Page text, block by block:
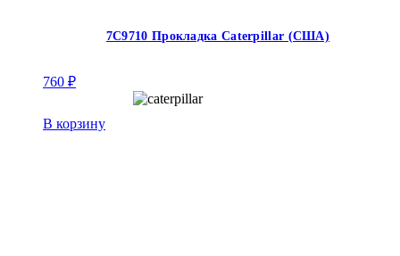
7C9710 Прокладка Caterpillar (США)
760 ₽
В корзину